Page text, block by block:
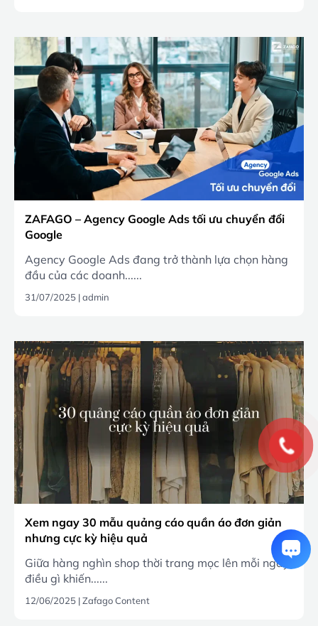
ZAFAGO – Agency Google Ads tối ưu chuyển đổi
Google
Agency Google Ads đang trở thành lựa chọn hàng
đầu của các doanh......
31/07/2025 |admin
Xem ngay 30 mẫu quảng cáo quần áo đơn giản
nhưng cực kỳ hiệu quả
Giữa hàng nghìn shop thời trang mọc lên mỗi ngày,
điều gì khiến......
12/06/2025 |Zafago Content